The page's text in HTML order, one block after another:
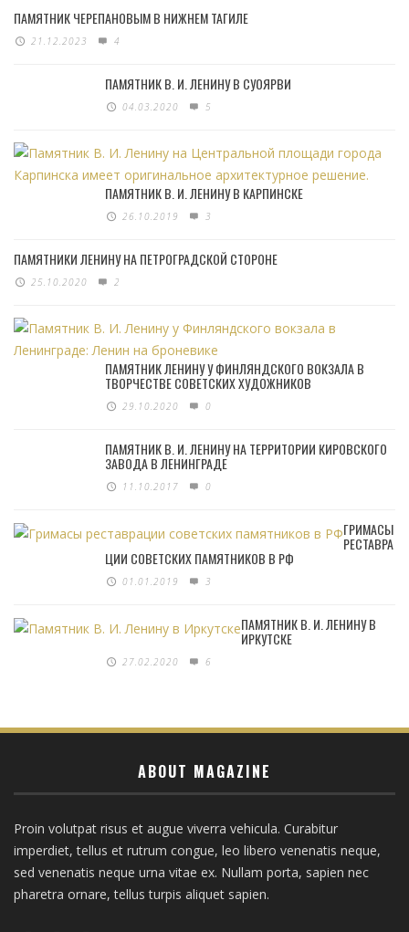
ПАМЯТНИК ЧЕРЕПАНОВЫМ В НИЖНЕМ ТАГИЛЕ
21.12.2023 4
ПАМЯТНИК В. И. ЛЕНИНУ В СУОЯРВИ
04.03.2020 5
ПАМЯТНИК В. И. ЛЕНИНУ В КАРПИНСКЕ
26.10.2019 3
ПАМЯТНИКИ ЛЕНИНУ НА ПЕТРОГРАДСКОЙ СТОРОНЕ
25.10.2020 2
ПАМЯТНИК ЛЕНИНУ У ФИНЛЯНДСКОГО ВОКЗАЛА В
ТВОРЧЕСТВЕ СОВЕТСКИХ ХУДОЖНИКОВ
29.10.2020 0
ПАМЯТНИК В. И. ЛЕНИНУ НА ТЕРРИТОРИИ КИРОВСКОГО
ЗАВОДА В ЛЕНИНГРАДЕ
11.10.2017 0
ГРИМАСЫ
РЕСТАВРА
ЦИИ СОВЕТСКИХ ПАМЯТНИКОВ В РФ
01.01.2019 3
ПАМЯТНИК В. И. ЛЕНИНУ В
ИРКУТСКЕ
27.02.2020 6
ABOUT MAGAZINE
Proin volutpat risus et augue viverra vehicula. Curabitur
imperdiet, tellus et rutrum congue, leo libero venenatis neque,
sed venenatis neque urna vitae ex. Nullam porta, sapien nec
pharetra ornare, tellus turpis aliquet sapien.